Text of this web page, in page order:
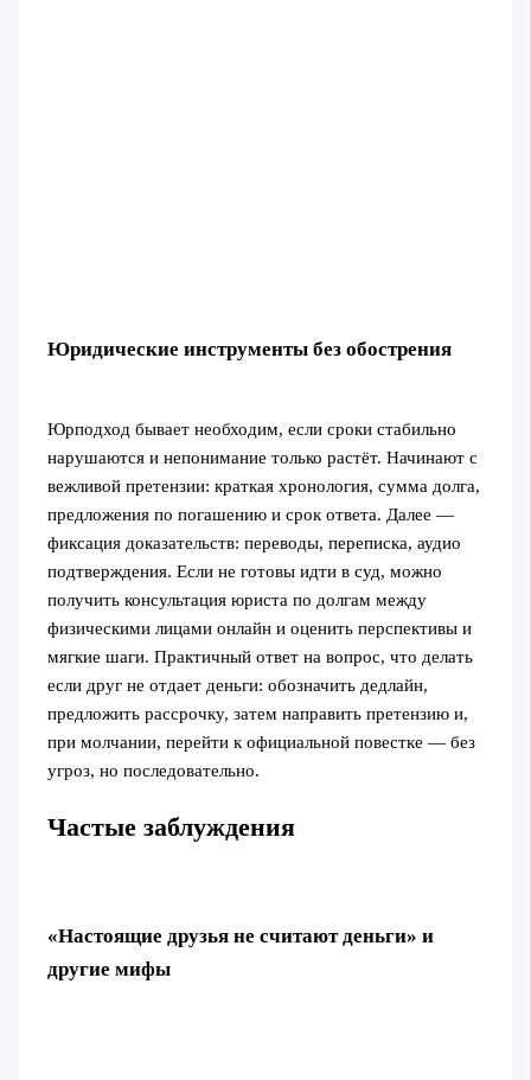
Юридические инструменты без обострения
Юрподход бывает необходим, если сроки стабильно
нарушаются и непонимание только растёт. Начинают с
вежливой претензии: краткая хронология, сумма долга,
предложения по погашению и срок ответа. Далее —
фиксация доказательств: переводы, переписка, аудио
подтверждения. Если не готовы идти в суд, можно
получить консультация юриста по долгам между
физическими лицами онлайн и оценить перспективы и
мягкие шаги. Практичный ответ на вопрос, что делать
если друг не отдает деньги: обозначить дедлайн,
предложить рассрочку, затем направить претензию и,
при молчании, перейти к официальной повестке — без
угроз, но последовательно.
Частые заблуждения
«Настоящие друзья не считают деньги» и
другие мифы